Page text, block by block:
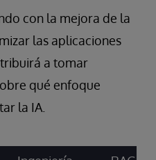
con la mejora de la
las aplicaciones
a tomar
qué enfoque
la IA.